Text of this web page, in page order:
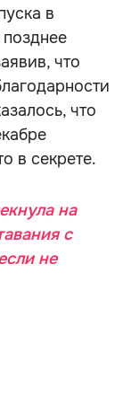
в
что
что
в секрете.
на
с
не